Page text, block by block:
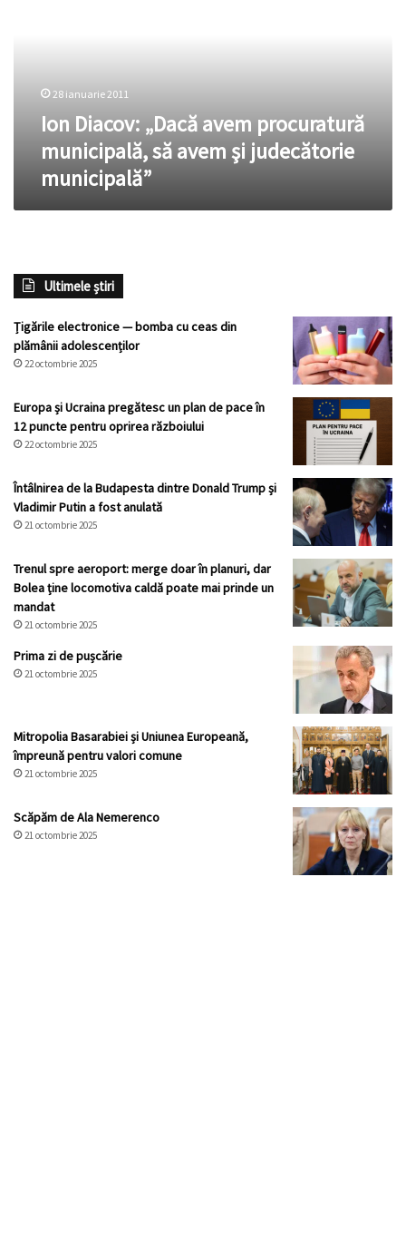
judecătorie
municipală”
28 ianuarie 2011
Ion Diacov: „Dacă avem procuratură
municipală, să avem şi judecătorie
municipală”
Ultimele știri
Țigările electronice — bomba cu ceas din
plămânii adolescenților
22 octombrie 2025
Europa și Ucraina pregătesc un plan de pace în
12 puncte pentru oprirea războiului
22 octombrie 2025
Întâlnirea de la Budapesta dintre Donald Trump și
Vladimir Putin a fost anulată
21 octombrie 2025
Trenul spre aeroport: merge doar în planuri, dar
Bolea ține locomotiva caldă poate mai prinde un
mandat
21 octombrie 2025
Prima zi de pușcărie
21 octombrie 2025
Mitropolia Basarabiei și Uniunea Europeană,
împreună pentru valori comune
21 octombrie 2025
Scăpăm de Ala Nemerenco
21 octombrie 2025